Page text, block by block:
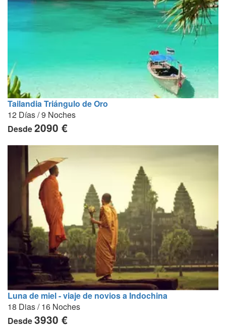
Tailandia Triángulo de Oro
12 Días / 9 Noches
Desde2090 €
Luna de miel - viaje de novios a Indochina
18 Dias / 16 Noches
Desde3930 €